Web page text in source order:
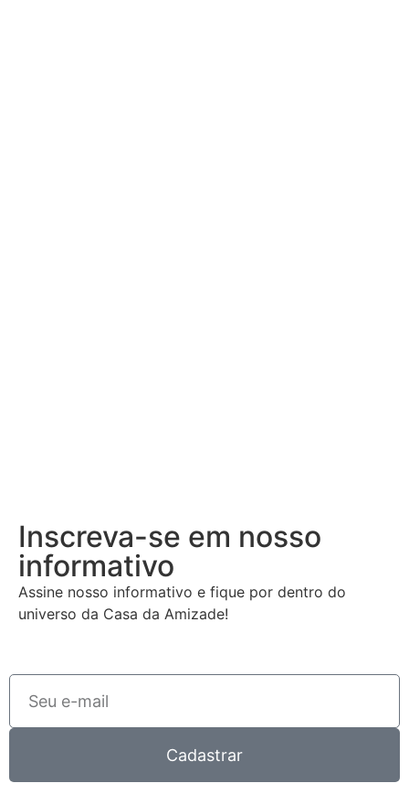
Inscreva-se em nosso
informativo
Assine nosso informativo e fique por dentro do
universo da Casa da Amizade!
Cadastrar